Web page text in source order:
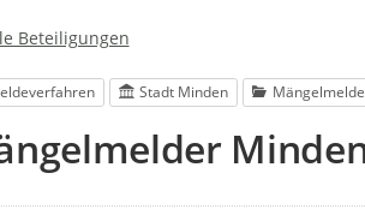
Beteiligungen
Stadt Minden